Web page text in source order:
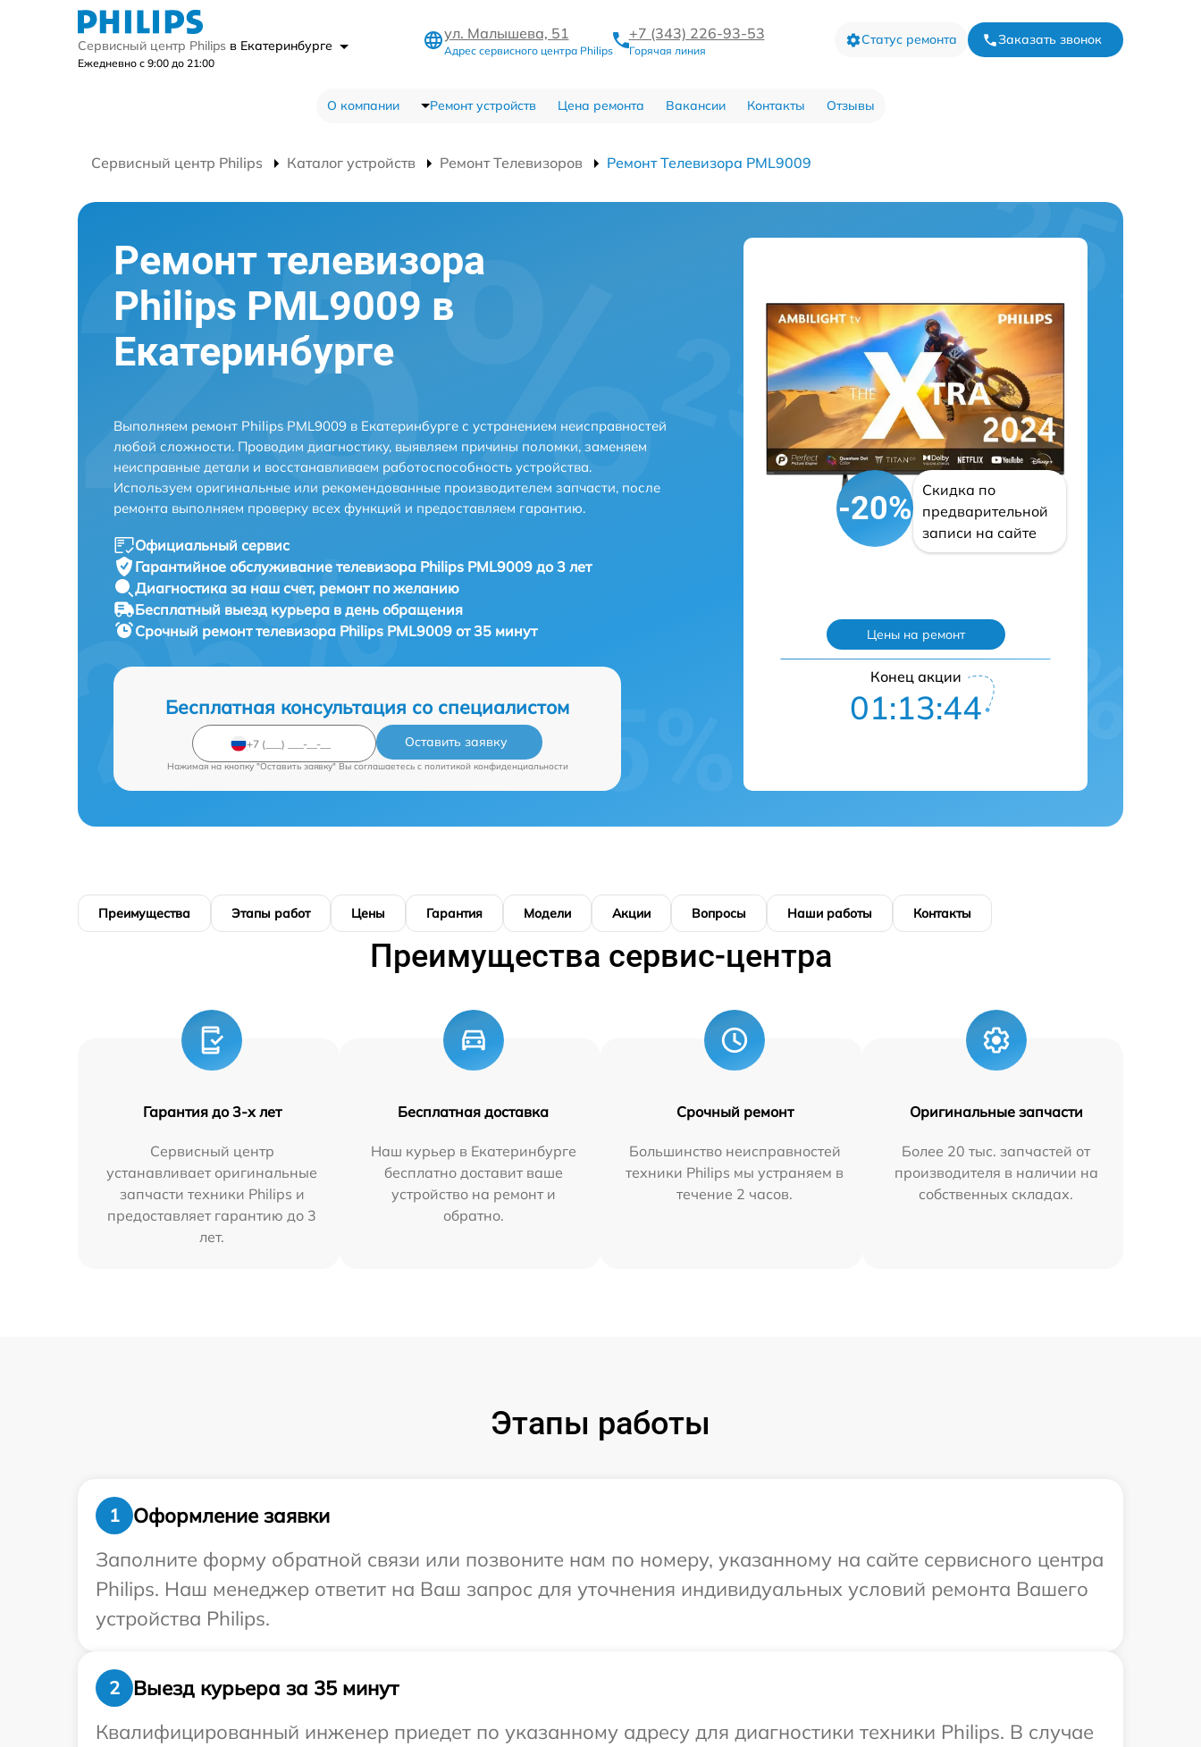
Сервисный центр Philips в Екатеринбурге
Ежедневно с 9:00 до 21:00
ул. Малышева, 51
Адрес сервисного центра Philips
+7 (343) 226-93-53
Горячая линия
Статус ремонта Заказать звонок
О компании Ремонт устройств Цена ремонта Вакансии Контакты Отзывы
Сервисный центр Philips Каталог устройств Ремонт Телевизоров Ремонт Телевизора PML9009
Ремонт телевизора
Philips PML9009 в
Екатеринбурге
Выполняем ремонт Philips PML9009 в Екатеринбурге с устранением неисправностей
любой сложности. Проводим диагностику, выявляем причины поломки, заменяем
неисправные детали и восстанавливаем работоспособность устройства.
Используем оригинальные или рекомендованные производителем запчасти, после
ремонта выполняем проверку всех функций и предоставляем гарантию.
Официальный сервис
Гарантийное обслуживание телевизора Philips PML9009 до 3 лет
Диагностика за наш счет, ремонт по желанию
Бесплатный выезд курьера в день обращения
Срочный ремонттелевизора Philips PML9009 от 35 минут
Бесплатная консультация со специалистом
Оставить заявку
Нажимая на кнопку "Оставить заявку" Вы соглашаетесь c политикой конфиденциальности
-20%
Скидка по
предварительной
записи на сайте
Цены на ремонт
Конец акции
01:13:42
Преимущества Этапы работ Цены Гарантия Модели Акции Вопросы Наши работы Контакты
Преимущества сервис-центра
Гарантия до 3-х лет
Сервисный центр
устанавливает оригинальные
запчасти техники Philips и
предоставляет гарантию до 3
лет.
Бесплатная доставка
Наш курьер в Екатеринбурге
бесплатно доставит ваше
устройство на ремонт и
обратно.
Срочный ремонт
Большинство неисправностей
техники Philips мы устраняем в
течение 2 часов.
Оригинальные запчасти
Более 20 тыс. запчастей от
производителя в наличии на
собственных складах.
Этапы работы
1
Оформление заявки
Заполните форму обратной связи или позвоните нам по номеру, указанному на сайте сервисного центра
Philips. Наш менеджер ответит на Ваш запрос для уточнения индивидуальных условий ремонта Вашего
устройства Philips.
2
Выезд курьера за 35 минут
Квалифицированный инженер приедет по указанному адресу для диагностики техники Philips. В случае